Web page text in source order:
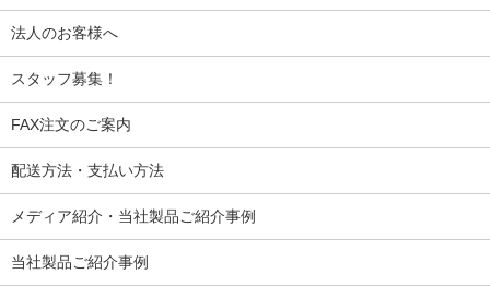
法人のお客様へ
スタッフ募集！
FAX注文のご案内
配送方法・支払い方法
メディア紹介・当社製品ご紹介事例
当社製品ご紹介事例